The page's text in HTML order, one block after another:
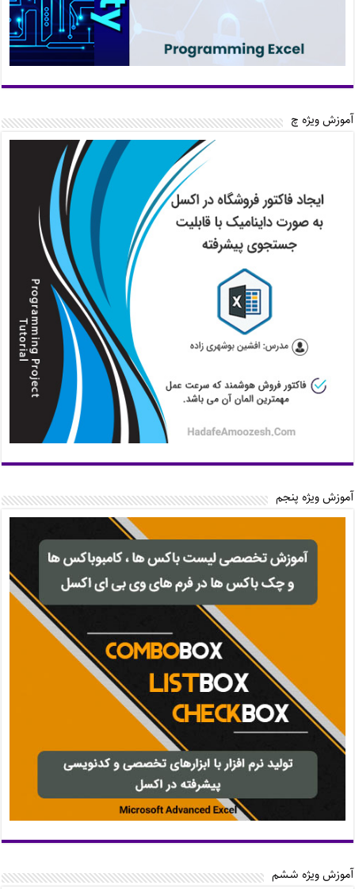
آموزش ویژه چ
آموزش ویژه پنجم
آموزش ویژه ششم